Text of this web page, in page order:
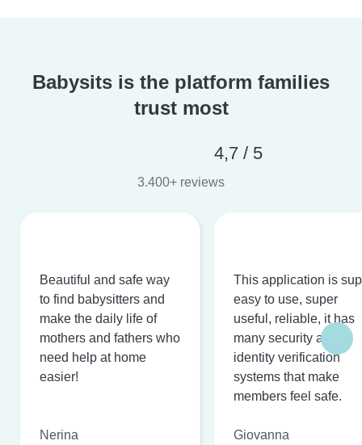
Babysits is the platform families
trust most
4,7 / 5
3.400+ reviews
Beautiful and safe way
to find babysitters and
make the daily life of
mothers and fathers who
need help at home
easier!
Nerina
This application is
easy to use, super
useful, reliable, it has
many security and
identity verification
systems that make
members feel safe.
Giovanna